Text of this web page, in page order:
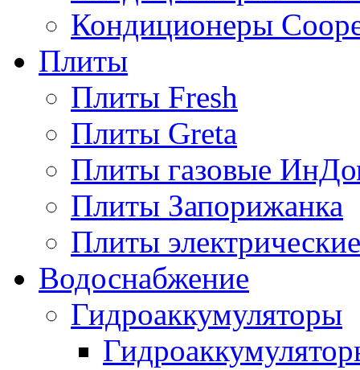
Кондиционеры
Плиты
Плиты Fresh
Плиты Greta
Плиты газовые
Плиты Запорижанка
Плиты
Водоснабжение
Гидроаккумуляторы